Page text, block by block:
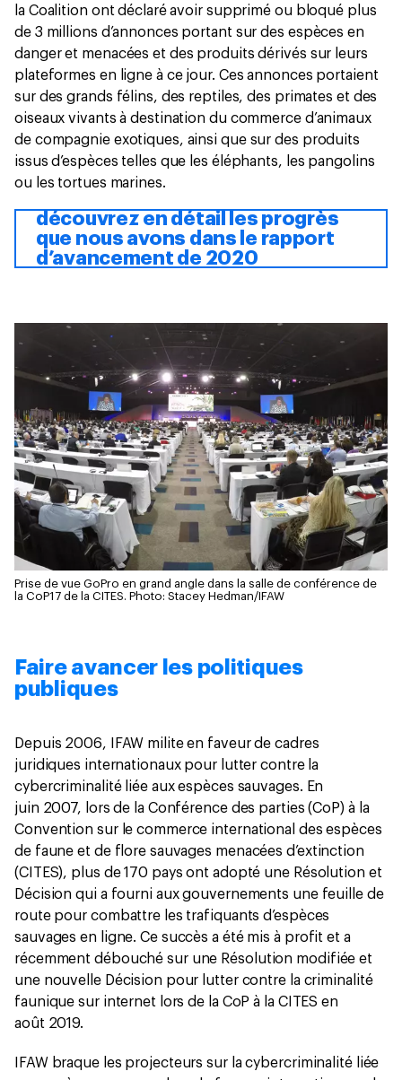
la Coalition ont déclaré avoir supprimé ou bloqué plus
de 3 millions d’annonces portant sur des espèces en
danger et menacées et des produits dérivés sur leurs
plateformes en ligne à ce jour. Ces annonces portaient
sur des grands félins, des reptiles, des primates et des
oiseaux vivants à destination du commerce d’animaux
de compagnie exotiques, ainsi que sur des produits
issus d’espèces telles que les éléphants, les pangolins
ou les tortues marines.
découvrez en détail les progrès
que nous avons dans le rapport
d’avancement de 2020
Prise de vue GoPro en grand angle dans la salle de conférence de
la CoP17 de la CITES. Photo: Stacey Hedman/IFAW
Faire avancer les politiques
publiques
Depuis 2006, IFAW milite en faveur de cadres
juridiques internationaux pour lutter contre la
cybercriminalité liée aux espèces sauvages. En
juin 2007, lors de la Conférence des parties (CoP) à la
Convention sur le commerce international des espèces
de faune et de flore sauvages menacées d’extinction
(CITES), plus de 170 pays ont adopté une Résolution et
Décision qui a fourni aux gouvernements une feuille de
route pour combattre les trafiquants d’espèces
sauvages en ligne. Ce succès a été mis à profit et a
récemment débouché sur une Résolution modifiée et
une nouvelle Décision pour lutter contre la criminalité
faunique sur internet lors de la CoP à la CITES en
août 2019.
IFAW braque les projecteurs sur la cybercriminalité liée